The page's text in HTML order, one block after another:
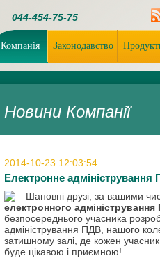
044-454-75-75
Компанія Законодавство
Новини Компанії
2014-10-23 12:03:54
Електронне адміністрування
Шановні друзі, за вашими
електронного
безпосереднього учасника
адміністрування ПДВ, нашого
затишному залі, де кожен
буде цікавою і приємною!